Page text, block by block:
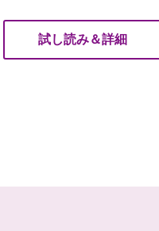
試し読み＆詳細